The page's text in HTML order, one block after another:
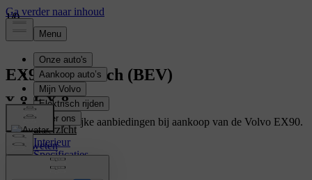
EX90 Elektrisch (BEV)
Overzicht
Interieur
Specificaties
Kenmerken
Geniet van tijdelijke aanbiedingen bij aankoop van de Volvo EX90.
Meer weten
1/0
1/0
1/0